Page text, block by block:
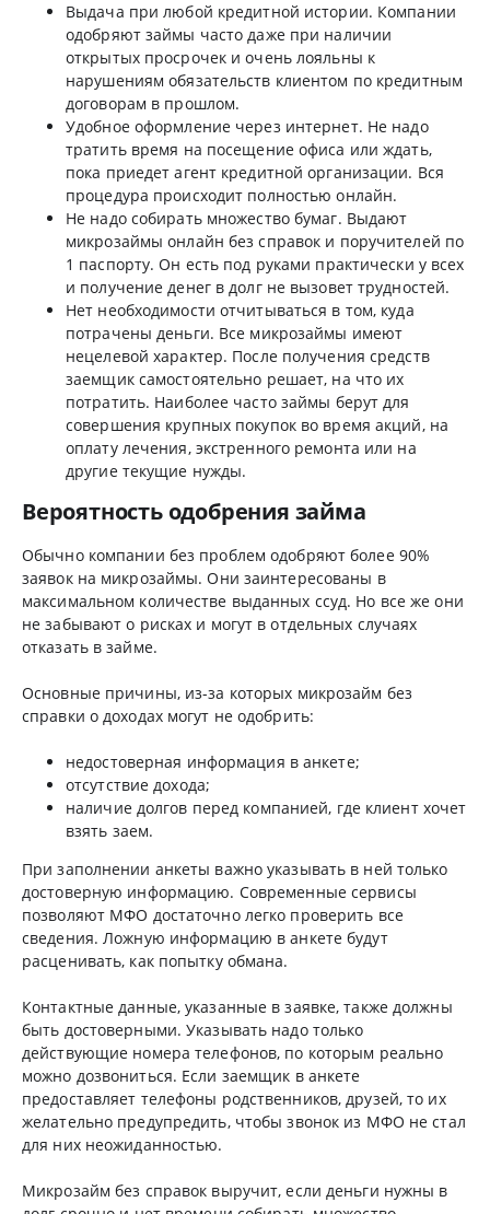
Выдача при любой кредитной истории. Компании
одобряют займы часто даже при наличии
открытых просрочек и очень лояльны к
нарушениям обязательств клиентом по кредитным
договорам в прошлом.
Удобное оформление через интернет. Не надо
тратить время на посещение офиса или ждать,
пока приедет агент кредитной организации. Вся
процедура происходит полностью онлайн.
Не надо собирать множество бумаг. Выдают
микрозаймы онлайн без справок и поручителей по
1 паспорту. Он есть под руками практически у всех
и получение денег в долг не вызовет трудностей.
Нет необходимости отчитываться в том, куда
потрачены деньги. Все микрозаймы имеют
нецелевой характер. После получения средств
заемщик самостоятельно решает, на что их
потратить. Наиболее часто займы берут для
совершения крупных покупок во время акций, на
оплату лечения, экстренного ремонта или на
другие текущие нужды.
Вероятность одобрения займа
Обычно компании без проблем одобряют более 90%
заявок на микрозаймы. Они заинтересованы в
максимальном количестве выданных ссуд. Но все же они
не забывают о рисках и могут в отдельных случаях
отказать в займе.
Основные причины, из-за которых микрозайм без
справки о доходах могут не одобрить:
недостоверная информация в анкете;
отсутствие дохода;
наличие долгов перед компанией, где клиент хочет
взять заем.
При заполнении анкеты важно указывать в ней только
достоверную информацию. Современные сервисы
позволяют МФО достаточно легко проверить все
сведения. Ложную информацию в анкете будут
расценивать, как попытку обмана.
Контактные данные, указанные в заявке, также должны
быть достоверными. Указывать надо только
действующие номера телефонов, по которым реально
можно дозвониться. Если заемщик в анкете
предоставляет телефоны родственников, друзей, то их
желательно предупредить, чтобы звонок из МФО не стал
для них неожиданностью.
Микрозайм без справок выручит, если деньги нужны в